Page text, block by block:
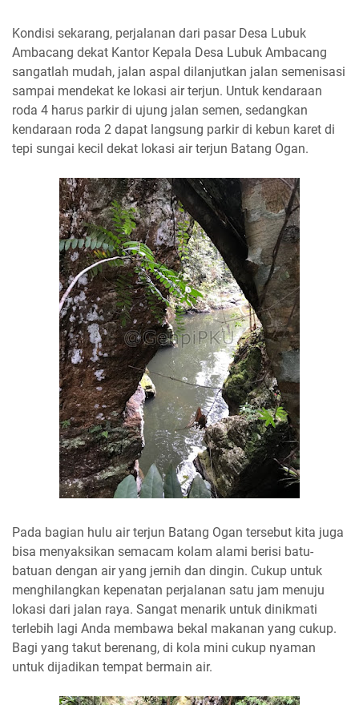
Kondisi sekarang, perjalanan dari pasar Desa Lubuk
Ambacang dekat Kantor Kepala Desa Lubuk Ambacang
sangatlah mudah, jalan aspal dilanjutkan jalan semenisasi
sampai mendekat ke lokasi air terjun. Untuk kendaraan
roda 4 harus parkir di ujung jalan semen, sedangkan
kendaraan roda 2 dapat langsung parkir di kebun karet di
tepi sungai kecil dekat lokasi air terjun Batang Ogan.
Pada bagian hulu air terjun Batang Ogan tersebut kita juga
bisa menyaksikan semacam kolam alami berisi batu-
batuan dengan air yang jernih dan dingin. Cukup untuk
menghilangkan kepenatan perjalanan satu jam menuju
lokasi dari jalan raya. Sangat menarik untuk dinikmati
terlebih lagi Anda membawa bekal makanan yang cukup.
Bagi yang takut berenang, di kola mini cukup nyaman
untuk dijadikan tempat bermain air.